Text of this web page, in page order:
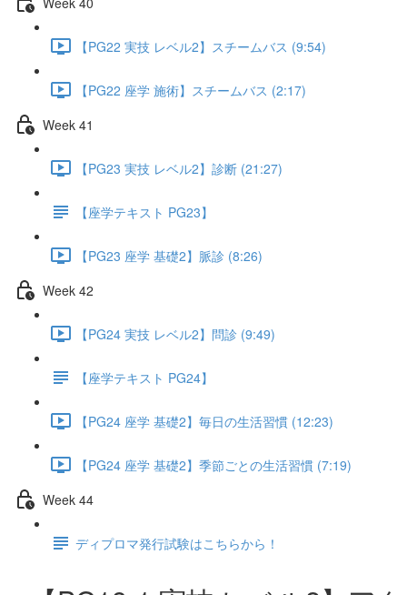
【PG22 実技 レベル2】スチームバス (9:54)
【PG22 座学 施術】スチームバス (2:17)
Week 41
【PG23 実技 レベル2】診断 (21:27)
【座学テキスト PG23】
【PG23 座学 基礎2】脈診 (8:26)
Week 42
【PG24 実技 レベル2】問診 (9:49)
【座学テキスト PG24】
【PG24 座学 基礎2】毎日の生活習慣 (12:23)
【PG24 座学 基礎2】季節ごとの生活習慣 (7:19)
Week 44
ディプロマ発行試験はこちらから！